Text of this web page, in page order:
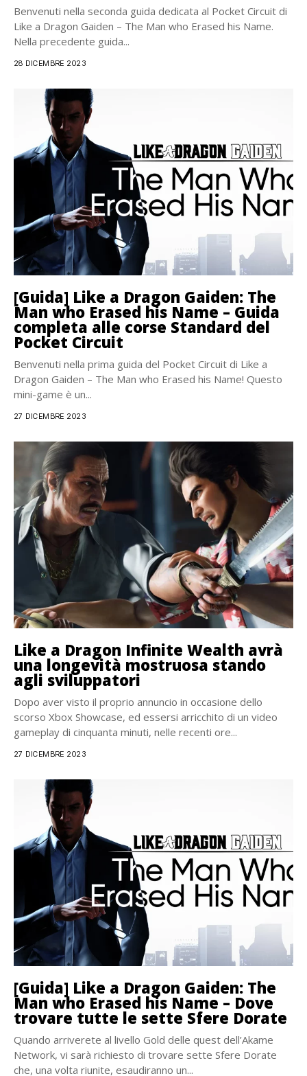
Benvenuti nella seconda guida dedicata al Pocket Circuit di
Like a Dragon Gaiden – The Man who Erased his Name.
Nella precedente guida...
28 DICEMBRE 2023
[Guida] Like a Dragon Gaiden: The
Man who Erased his Name – Guida
completa alle corse Standard del
Pocket Circuit
Benvenuti nella prima guida del Pocket Circuit di Like a
Dragon Gaiden – The Man who Erased his Name! Questo
mini-game è un...
27 DICEMBRE 2023
Like a Dragon Infinite Wealth avrà
una longevità mostruosa stando
agli sviluppatori
Dopo aver visto il proprio annuncio in occasione dello
scorso Xbox Showcase, ed essersi arricchito di un video
gameplay di cinquanta minuti, nelle recenti ore...
27 DICEMBRE 2023
[Guida] Like a Dragon Gaiden: The
Man who Erased his Name – Dove
trovare tutte le sette Sfere Dorate
Quando arriverete al livello Gold delle quest dell’Akame
Network, vi sarà richiesto di trovare sette Sfere Dorate
che, una volta riunite, esaudiranno un...